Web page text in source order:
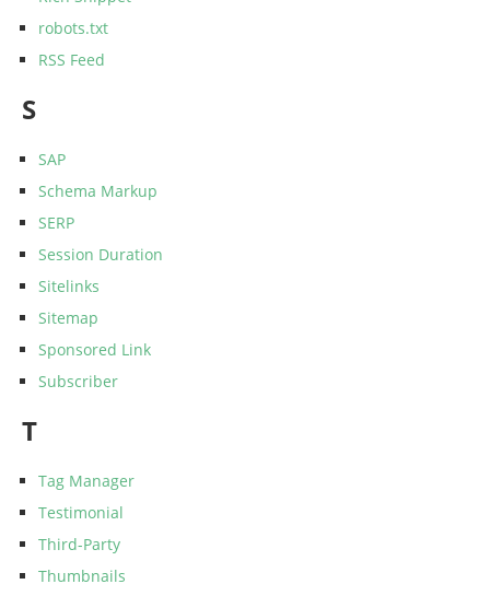
robots.txt
RSS Feed
S
SAP
Schema Markup
SERP
Session Duration
Sitelinks
Sitemap
Sponsored Link
Subscriber
T
Tag Manager
Testimonial
Third-Party
Thumbnails